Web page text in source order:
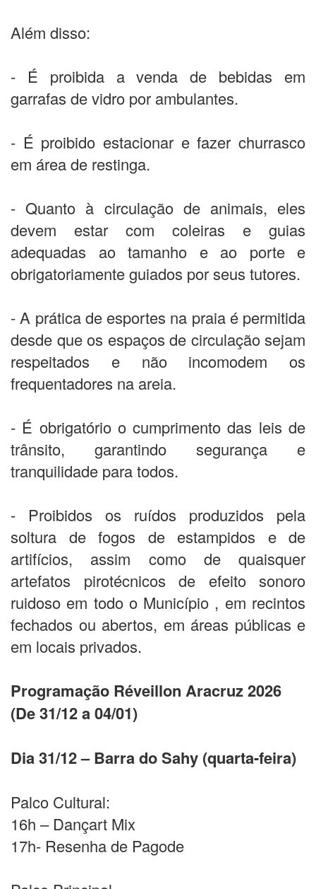
Além disso:
- É proibida a venda de bebidas em
garrafas de vidro por ambulantes.
- É proibido estacionar e fazer churrasco
em área de restinga.
- Quanto à circulação de animais, eles
devem estar com coleiras e guias
adequadas ao tamanho e ao porte e
obrigatoriamente guiados por seus tutores.
- A prática de esportes na praia é permitida
desde que os espaços de circulação sejam
respeitados e não incomodem os
frequentadores na areia.
- É obrigatório o cumprimento das leis de
trânsito, garantindo segurança e
tranquilidade para todos.
- Proibidos os ruídos produzidos pela
soltura de fogos de estampidos e de
artifícios, assim como de quaisquer
artefatos pirotécnicos de efeito sonoro
ruidoso em todo o Município , em recintos
fechados ou abertos, em áreas públicas e
em locais privados.
Programação Réveillon Aracruz 2026
(De 31/12 a 04/01)
Dia 31/12 – Barra do Sahy (quarta-feira)
Palco Cultural:
16h – Dançart Mix
17h- Resenha de Pagode